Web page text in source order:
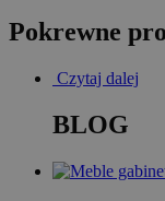
Pokrewne
Czytaj dalej
BLOG